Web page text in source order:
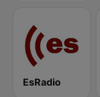
EsRadio